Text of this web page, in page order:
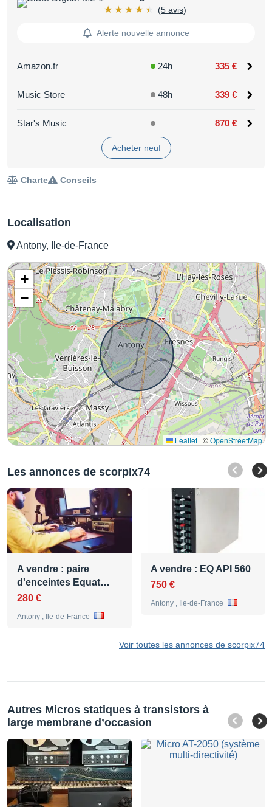
Localisation
Antony, Ile-de-France
+
−
Leaflet | ©OpenStreetMap
Les annonces de scorpix74
A vendre : paire
d'enceintes Equat…
280 €
Antony , Ile-de-France
A vendre : EQ API 560
750 €
Antony , Ile-de-France
Voir toutes les annonces de scorpix74
(5 avis)
Alerte nouvelle annonce
Amazon.fr 24h 335 €
Music Store 48h 339 €
Star's Music 870 €
Acheter neuf
Charte Conseils
Autres Micros statiques à transistors à
large membrane d’occasion